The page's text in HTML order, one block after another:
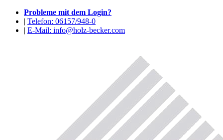
Probleme mit dem Login?
| Telefon: 06157/948-0
| E-Mail: info@holz-becker.com